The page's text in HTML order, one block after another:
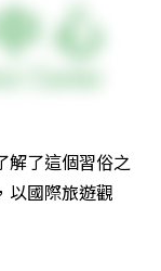
解了這個習俗之
以國際旅遊觀